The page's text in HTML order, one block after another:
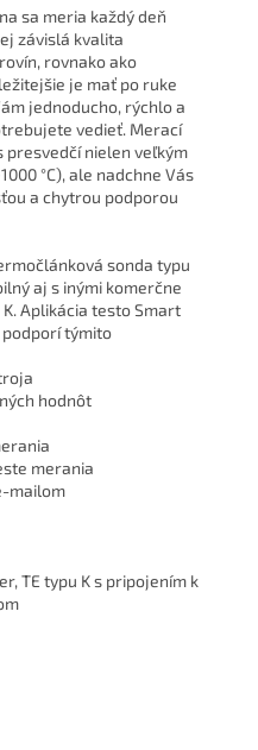
sa meria každý deň
závislá kvalita
rovnako ako
je mať po ruke
jednoducho, rýchlo a
vedieť. Merací
presvedčí nielen veľkým
°C), ale nadchne Vás
a chytrou podporou
sonda typu
aj s inými komerčne
Aplikácia testo Smart
podporí týmito
hodnôt
merania
mailom
TE typu K s pripojením k